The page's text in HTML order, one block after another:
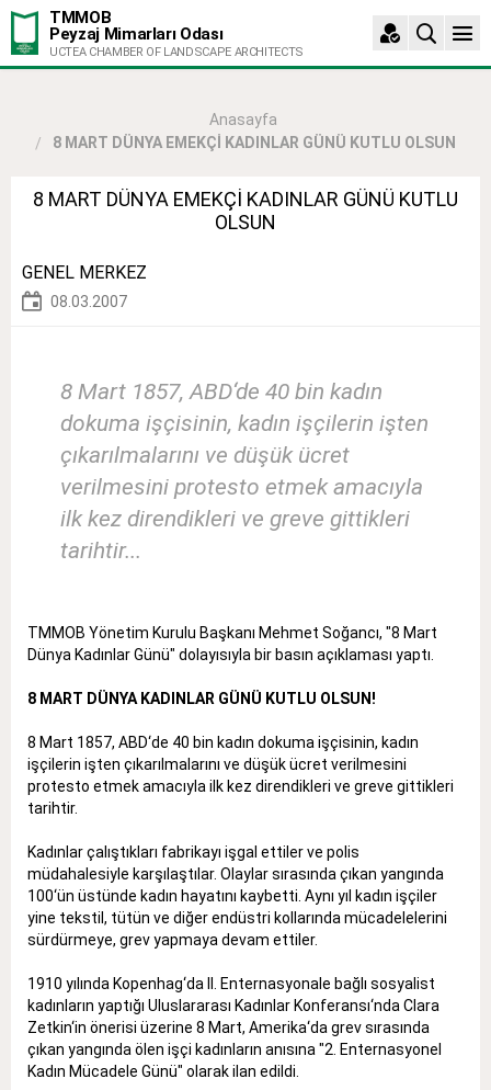
TMMOB
Peyzaj Mimarları Odası
UCTEA CHAMBER OF LANDSCAPE ARCHITECTS
Anasayfa
8 MART DÜNYA EMEKÇİ KADINLAR GÜNÜ KUTLU OLSUN
8 MART DÜNYA EMEKÇİ KADINLAR GÜNÜ KUTLU
OLSUN
GENEL MERKEZ
08.03.2007
8 Mart 1857, ABD‘de 40 bin kadın
dokuma işçisinin, kadın işçilerin işten
çıkarılmalarını ve düşük ücret
verilmesini protesto etmek amacıyla
ilk kez direndikleri ve greve gittikleri
tarihtir...
TMMOB Yönetim Kurulu Başkanı Mehmet Soğancı, "8 Mart
Dünya Kadınlar Günü" dolayısıyla bir basın açıklaması yaptı.
8 MART DÜNYA KADINLAR GÜNÜ KUTLU OLSUN!
8 Mart 1857, ABD‘de 40 bin kadın dokuma işçisinin, kadın
işçilerin işten çıkarılmalarını ve düşük ücret verilmesini
protesto etmek amacıyla ilk kez direndikleri ve greve gittikleri
tarihtir.
Kadınlar çalıştıkları fabrikayı işgal ettiler ve polis
müdahalesiyle karşılaştılar. Olaylar sırasında çıkan yangında
100‘ün üstünde kadın hayatını kaybetti. Aynı yıl kadın işçiler
yine tekstil, tütün ve diğer endüstri kollarında mücadelelerini
sürdürmeye, grev yapmaya devam ettiler.
1910 yılında Kopenhag‘da II. Enternasyonale bağlı sosyalist
kadınların yaptığı Uluslararası Kadınlar Konferansı‘nda Clara
Zetkin‘in önerisi üzerine 8 Mart, Amerika‘da grev sırasında
çıkan yangında ölen işçi kadınların anısına "2. Enternasyonel
Kadın Mücadele Günü" olarak ilan edildi.